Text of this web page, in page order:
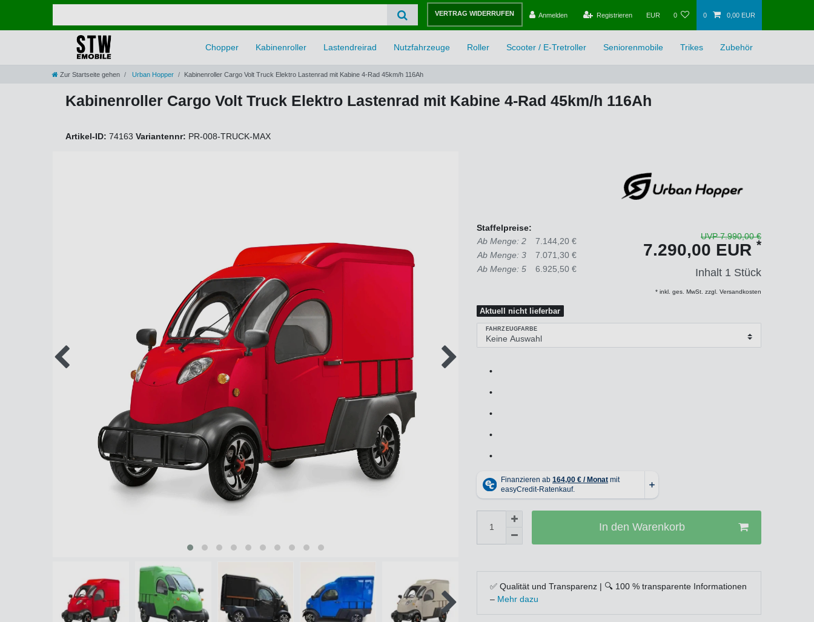
VERTRAG WIDERRUFEN Anmelden Registrieren EUR 0 0 0,00 EUR
Chopper Kabinenroller Lastendreirad Nutzfahrzeuge Roller Scooter / E-Tretroller Seniorenmobile Trikes Zubehör
Zur Startseite gehen Urban Hopper Kabinenroller Cargo Volt Truck Elektro Lastenrad mit Kabine 4-Rad 45km/h 116Ah
Kabinenroller Cargo Volt Truck Elektro Lastenrad mit Kabine 4-Rad 45km/h 116Ah
Artikel-ID: 74163 Variantennr: PR-008-TRUCK-MAX
Staffelpreise:
Ab Menge: 2
7.144,20 €
Ab Menge: 3
7.071,30 €
Ab Menge: 5
6.925,50 €
UVP 7.990,00 €
7.290,00 EUR *
Inhalt 1 Stück
* inkl. ges. MwSt. zzgl. Versandkosten
Aktuell nicht lieferbar
FAHRZEUGFARBE
•
•
•
•
•
In den Warenkorb
✅ Qualität und Transparenz | 🔍 100 % transparente Informationen
– Mehr dazu